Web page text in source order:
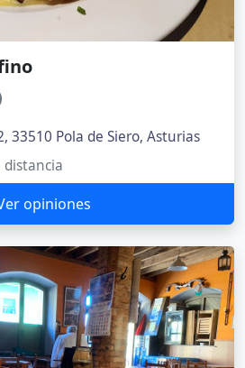
33510 Pola de Siero, Asturias
distancia
opiniones